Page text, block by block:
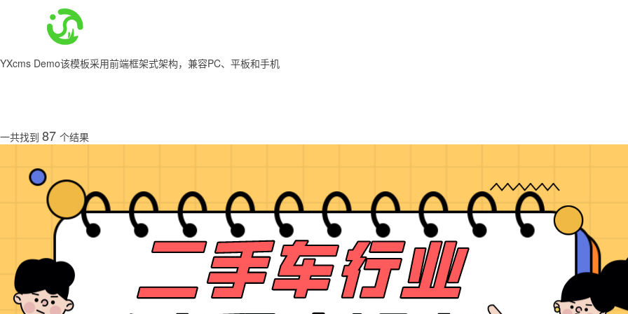
YXcms Demo该模板采用前端框架式架构，兼容PC、平板和手机
一共找到 87 个结果